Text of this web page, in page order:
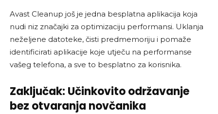
Avast Cleanup još je jedna besplatna aplikacija koja
nudi niz značajki za optimizaciju performansi. Uklanja
neželjene datoteke, čisti predmemoriju i pomaže
identificirati aplikacije koje utječu na performanse
vašeg telefona, a sve to besplatno za korisnika.
Zaključak: Učinkovito održavanje
bez otvaranja novčanika